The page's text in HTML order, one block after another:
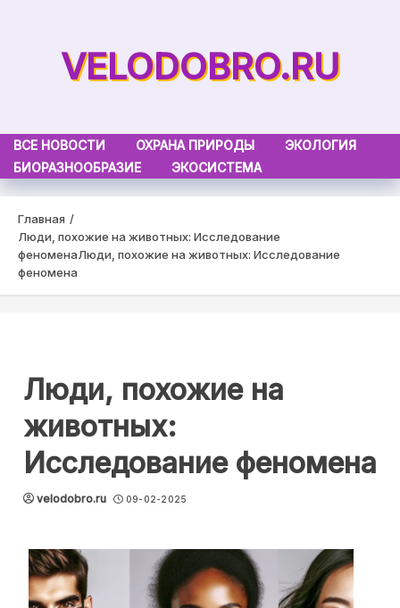
VELODOBRO.RU
ВСЕ НОВОСТИ ОХРАНА ПРИРОДЫ
ЭКОЛОГИЯ
БИОРАЗНООБРАЗИЕ
ЭКОСИСТЕМА
Главная
Люди, похожие на животных: Исследование
феноменаЛюди, похожие на животных: Исследование
феномена
Люди, похожие на
животных:
Исследование феномена
velodobro.ru 09-02-2025